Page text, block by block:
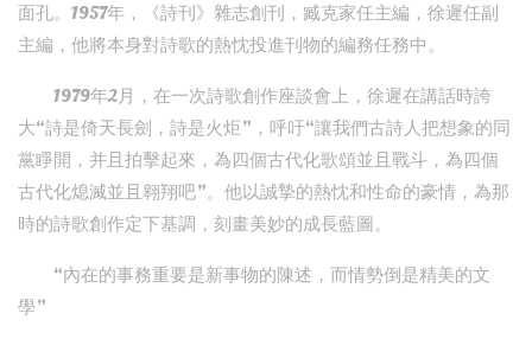
面孔。1957年，《詩刊》雜志創刊，臧克家任主編，徐遲任副
主編，他將本身對詩歌的熱忱投進刊物的編務任務中。
1979年2月，在一次詩歌創作座談會上，徐遲在講話時誇
大“詩是倚天長劍，詩是火炬”，呼吁“讓我們古詩人把想象的同
黨睜開，并且拍擊起來，為四個古代化歌頌並且戰斗，為四個
古代化熄滅並且翱翔吧”。他以誠摯的熱忱和性命的豪情，為那
時的詩歌創作定下基調，刻畫美妙的成長藍圖。
“內在的事務重要是新事物的陳述，而情勢倒是精美的文
學”